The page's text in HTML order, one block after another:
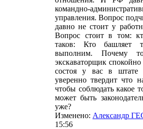
командно-
управления. Вопрос
давно не стоит у
Вопрос стоит в том:
таков: Кто башляет
выполним. Почему
экскаваторщик
состоя у вас в
уверенно твердит что
чтобы соблюдать какое
может быть
уже?
Изменено: Александр
15:56